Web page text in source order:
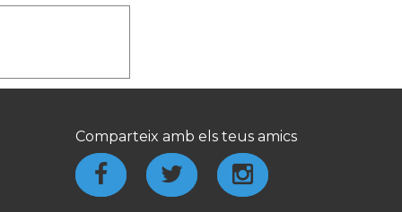
Comparteix amb els teus amics